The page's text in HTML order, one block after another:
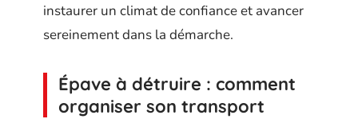
instaurer un climat de confiance et avancer
sereinement dans la démarche.
Épave à détruire : comment
organiser son transport